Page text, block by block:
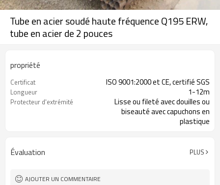
Tube en acier soudé haute fréquence Q195 ERW,
tube en acier de 2 pouces
propriété
Certificat ISO 9001:2000 et CE, certifié SGS
Longueur 1-12m
Protecteur d'extrémité
Lisse ou fileté avec douilles ou
biseauté avec capuchons en
plastique
Évaluation PLUS
AJOUTER UN COMMENTAIRE